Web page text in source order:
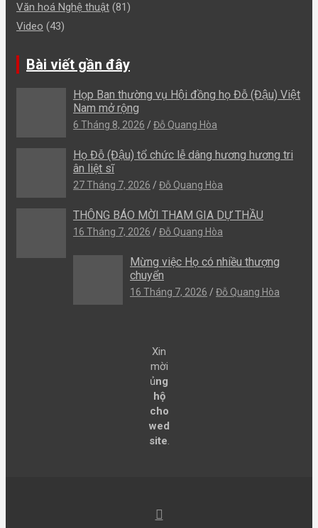
Văn hoá Nghệ thuật (81)
Video (43)
Bài viết gần đây
Họp Ban thường vụ Hội đồng họ Đỗ (Đậu) Việt
Nam mở rộng
6 Tháng 8, 2026 Đỗ Quang Hòa
Họ Đỗ (Đậu) tổ chức lễ dâng hương hương tri
ân liệt sĩ
27 Tháng 7, 2026 Đỗ Quang Hòa
THÔNG BÁO MỜI THAM GIA DỰ THẦU
16 Tháng 7, 2026 Đỗ Quang Hòa
Mừng việc Họ có nhiều thượng
chuyển
16 Tháng 7, 2026 Đỗ Quang Hòa
Xin
mời
ủng
hộ
cho
wed
site.